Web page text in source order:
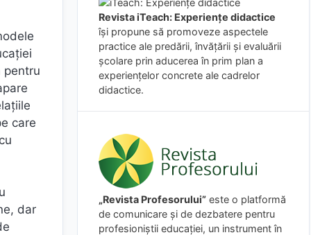
pentru
care
dar
Revista iTeach: Experienţe didactice
îşi propune să promoveze aspectele
practice ale predării, învăţării şi evaluării
şcolare prin aducerea în prim plan a
experienţelor concrete ale cadrelor
didactice.
„Revista Profesorului” este o platformă
de comunicare și de dezbatere pentru
profesioniștii educației, un instrument în